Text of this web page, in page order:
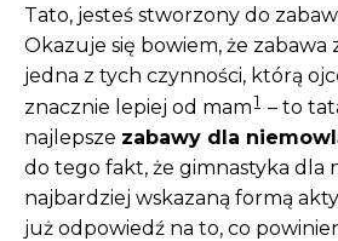
Tato, jesteś stworzony do
Okazuje się bowiem, że zabawa
jedna z tych czynności, którą
znacznie lepiej od mam1 – to
najlepsze zabawy dla
do tego fakt, że gimnastyka dla
najbardziej wskazaną formą
już odpowiedź na to, co